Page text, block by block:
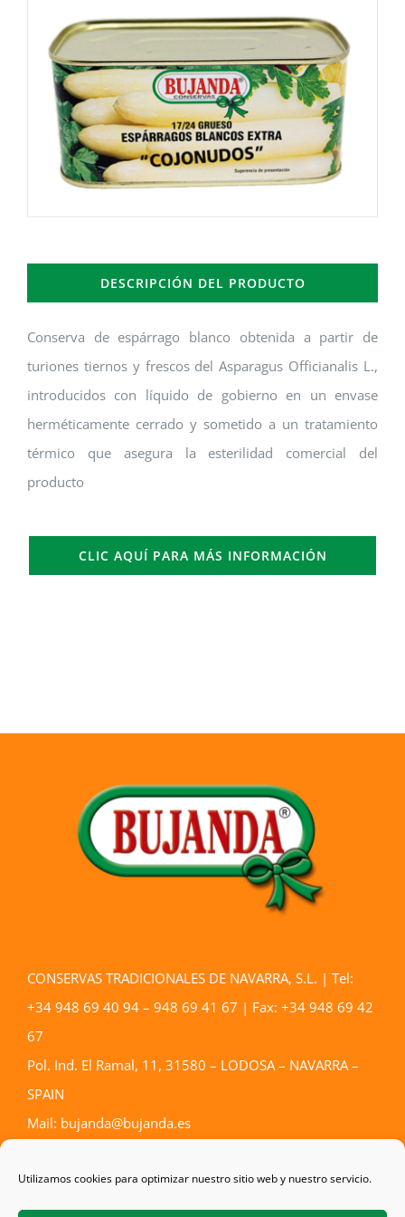
Utilizamos cookies para optimizar nuestro sitio web y nuestro servicio.
DESCRIPCIÓN DEL PRODUCTO
Conserva de espárrago blanco obtenida a partir de
turiones tiernos y frescos del Asparagus Officianalis L.,
introducidos con líquido de gobierno en un envase
herméticamente cerrado y sometido a un tratamiento
térmico que asegura la esterilidad comercial del
producto
CLIC AQUÍ PARA MÁS INFORMACIÓN
CONSERVAS TRADICIONALES DE NAVARRA, S.L. | Tel:
+34 948 69 40 94 – 948 69 41 67 | Fax: +34 948 69 42
67
Pol. Ind. El Ramal, 11, 31580 – LODOSA – NAVARRA –
SPAIN
Mail: bujanda@bujanda.es